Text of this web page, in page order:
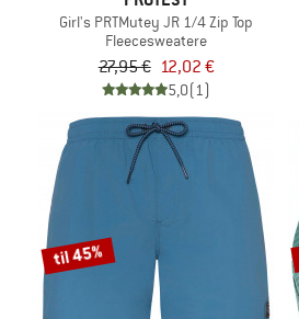
Girl's PRTMutey JR 1/4 Zip Top
Fleecesweatere
27,95 € 12,02 €
5,0(1)
til 45%